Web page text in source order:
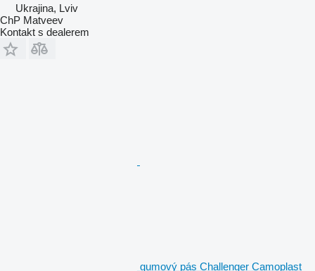
Ukrajina, Lviv
ChP Matveev
Kontakt s dealerem
gumový pás Challenger Camoplast